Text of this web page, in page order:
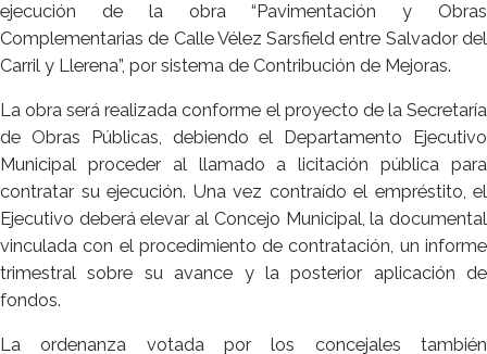
ejecución de la obra “Pavimentación y Obras
Complementarias de Calle Vélez Sarsfield entre Salvador del
Carril y Llerena”, por sistema de Contribución de Mejoras.
La obra será realizada conforme el proyecto de la Secretaría
de Obras Públicas, debiendo el Departamento Ejecutivo
Municipal proceder al llamado a licitación pública para
contratar su ejecución. Una vez contraído el empréstito, el
Ejecutivo deberá elevar al Concejo Municipal, la documental
vinculada con el procedimiento de contratación, un informe
trimestral sobre su avance y la posterior aplicación de
fondos.
La ordenanza votada por los concejales también